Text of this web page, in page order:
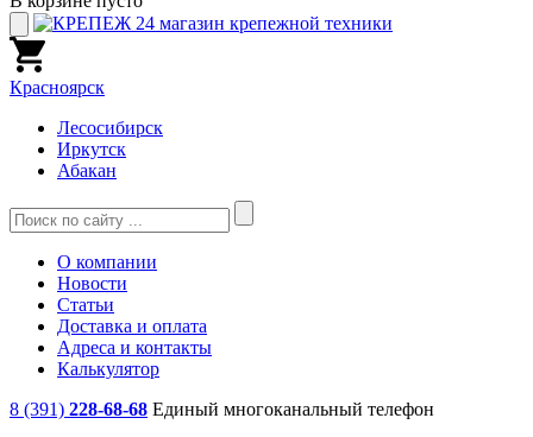
Красноярск
Лесосибирск
Иркутск
Абакан
О компании
Новости
Статьи
Доставка и оплата
Адреса и контакты
Калькулятор
8 (391) 228-68-68 Единый многоканальный телефон